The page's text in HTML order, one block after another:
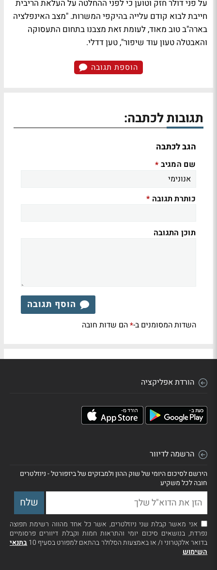
על פני דולר חזק וטוען כי לפני ההחלטה על העלאת הריבית
חייבת לבוא קודם עלייה בהיקפי המשרות. "מצב האינפלציה
בארה"ב טוב מאוד, לעומת זאת מצבנו בתחום התעסוקה
והאבטלה טעון עוד שיפור", טען דדלי.
הוספת תגובה
תגובות לכתבה:
הגב לכתבה
שם המגיב *
כותרת תגובה *
תוכן התגובה
הוסף תגובה
השדות המסומנים ב-*הם שדות חובה
הורדת אפליקציה
הרשמה לדיוור
הירשם לסיכום היומי של שוק ההון ולמבזקים של ביזפורטל - ניוזלטרים
חובה לכל משקיע
אני מאשר קבלת שני ניוזלטרים, אשר כל אחד מהווה רשימת תפוצה
נפרדת, בנושאים סיכום יומי והתראות חמות וקבלת דיוורים פרסומיים
בדואר אלקטרוני ו/ או באמצעות הסלולר בהתאם למפורט בסעיף 10
בתנאי
השימוש